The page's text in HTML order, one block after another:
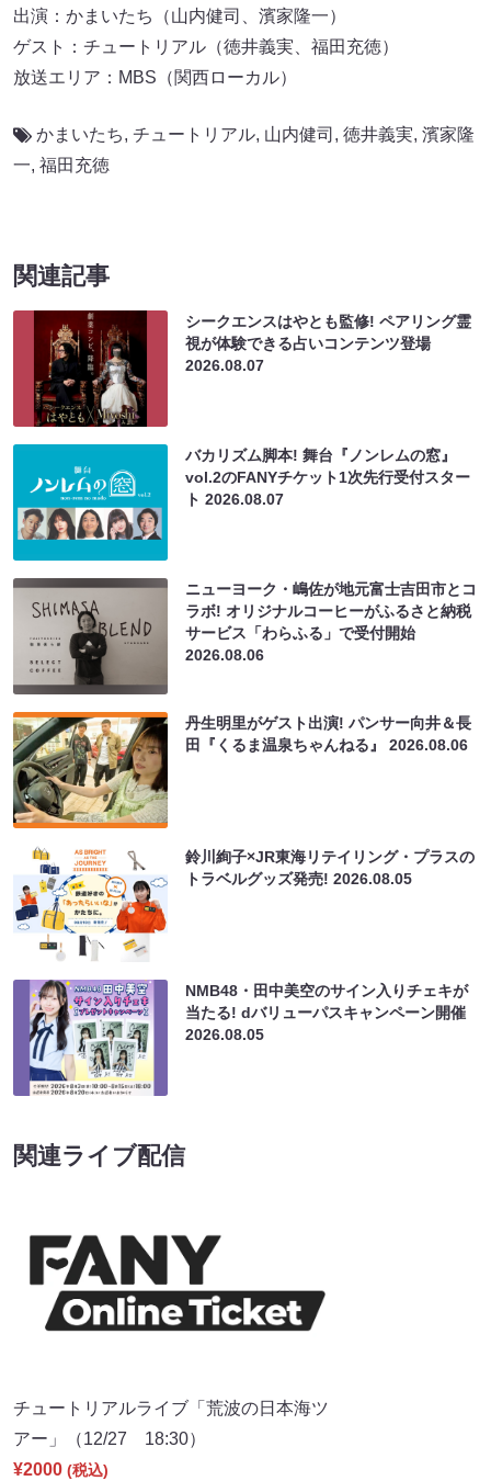
出演：かまいたち（山内健司、濱家隆一）
ゲスト：チュートリアル（徳井義実、福田充徳）
放送エリア：MBS（関西ローカル）
かまいたち, チュートリアル, 山内健司 , 徳井義実, 濱家隆
一, 福田充徳
関連記事
シークエンスはやとも監修! ペアリング霊
視が体験できる占いコンテンツ登場
2026.08.07
バカリズム脚本! 舞台『ノンレムの窓』
vol.2のFANYチケット1次先行受付スター
ト2026.08.07
ニューヨーク・嶋佐が地元富士吉田市とコ
ラボ! オリジナルコーヒーがふるさと納税
サービス「わらふる」で受付開始
2026.08.06
丹生明里がゲスト出演! パンサー向井＆長
田『くるま温泉ちゃんねる』2026.08.06
鈴川絢子×JR東海リテイリング・プラスの
トラベルグッズ発売!2026.08.05
NMB48・田中美空のサイン入りチェキが
当たる! dバリューパスキャンペーン開催
2026.08.05
関連ライブ配信
チュートリアルライブ「荒波の日本海ツ
アー」（12/27 18:30）
¥2000 (税込)